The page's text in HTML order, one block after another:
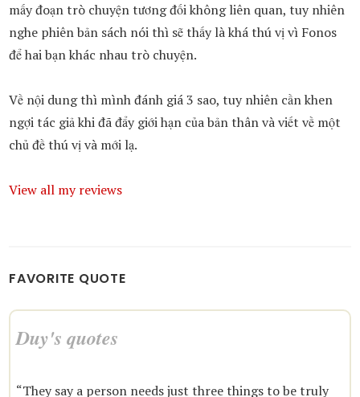
mấy đoạn trò chuyện tương đối không liên quan, tuy nhiên
nghe phiên bản sách nói thì sẽ thấy là khá thú vị vì Fonos
để hai bạn khác nhau trò chuyện.
Về nội dung thì mình đánh giá 3 sao, tuy nhiên cần khen
ngợi tác giả khi đã đẩy giới hạn của bản thân và viết về một
chủ đề thú vị và mới lạ.
View all my reviews
FAVORITE QUOTE
Duy's quotes
“They say a person needs just three things to be truly